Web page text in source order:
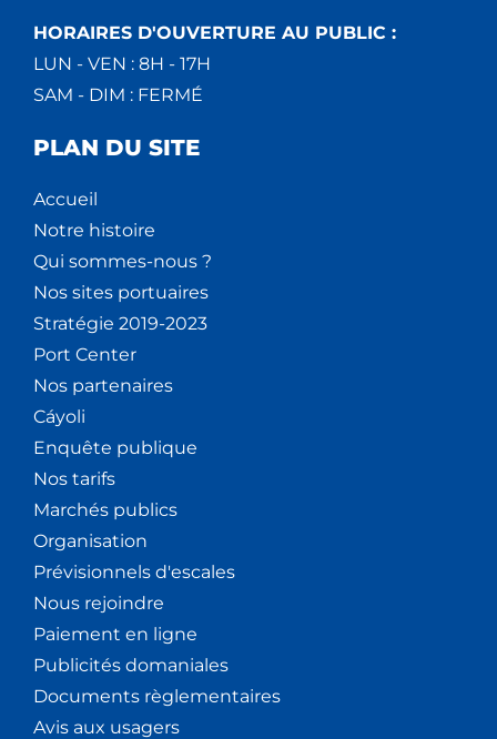
HORAIRES D'OUVERTURE AU PUBLIC :
LUN - VEN : 8H - 17H
SAM - DIM : FERMÉ
PLAN DU SITE
Accueil
Notre histoire
Qui sommes-nous ?
Nos sites portuaires
Stratégie 2019-2023
Port Center
Nos partenaires
Cáyoli
Enquête publique
Nos tarifs
Marchés publics
Organisation
Prévisionnels d'escales
Nous rejoindre
Paiement en ligne
Publicités domaniales
Documents règlementaires
Avis aux usagers